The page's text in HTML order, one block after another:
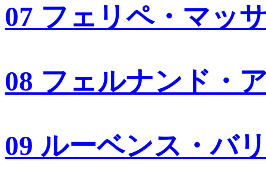
07 フェリペ・マッ
08 フェルナンド・
09 ルーベンス・バ